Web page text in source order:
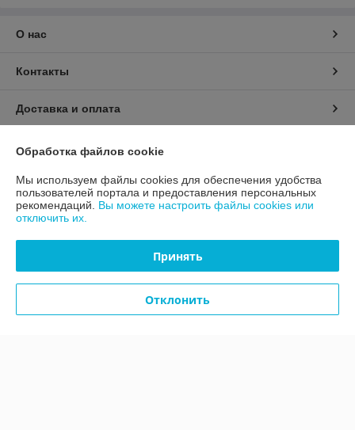
О нас
Контакты
Доставка и оплата
График работы
Полная версия сайта
Политика обработки cookies
Сайт создан на платформе Deal.by
Обработка файлов cookie
Мы используем файлы cookies для обеспечения удобства
пользователей портала и предоставления персональных
рекомендаций. Вы можете настроить файлы cookies или
отключить их.
Принять
Отклонить